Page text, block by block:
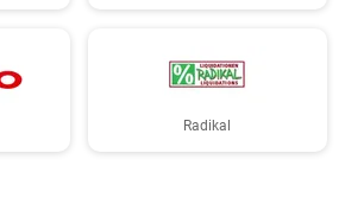
Radikal